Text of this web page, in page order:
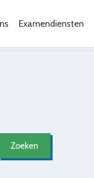
Examendiensten
Zoeken